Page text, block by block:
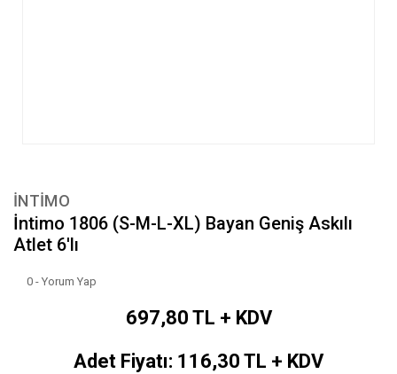
İNTİMO
İntimo 1806 (S-M-L-XL) Bayan Geniş Askılı
Atlet 6'lı
0 - Yorum Yap
697,80 TL + KDV
Adet Fiyatı: 116,30 TL + KDV